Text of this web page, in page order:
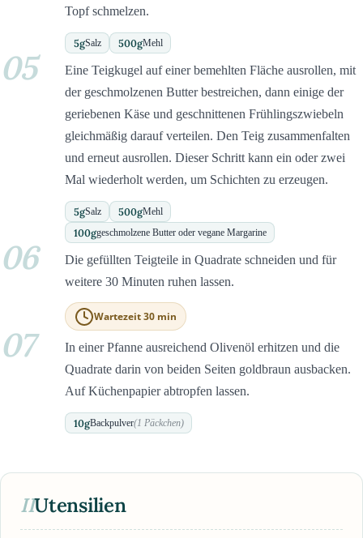
Topf schmelzen.
5gSalz 500gMehl
05
Eine Teigkugel auf einer bemehlten Fläche ausrollen, mit
der geschmolzenen Butter bestreichen, dann einige der
geriebenen Käse und geschnittenen Frühlingszwiebeln
gleichmäßig darauf verteilen. Den Teig zusammenfalten
und erneut ausrollen. Dieser Schritt kann ein oder zwei
Mal wiederholt werden, um Schichten zu erzeugen.
5gSalz 500gMehl
100ggeschmolzene Butter oder vegane Margarine
06
Die gefüllten Teigteile in Quadrate schneiden und für
weitere 30 Minuten ruhen lassen.
Wartezeit 30 min
07
In einer Pfanne ausreichend Olivenöl erhitzen und die
Quadrate darin von beiden Seiten goldbraun ausbacken.
Auf Küchenpapier abtropfen lassen.
10gBackpulver(1 Päckchen)
IIUtensilien